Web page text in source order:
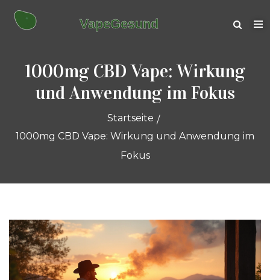
1000mg CBD Vape: Wirkung
und Anwendung im Fokus
Startseite
1000mg CBD Vape: Wirkung und Anwendung im
Fokus